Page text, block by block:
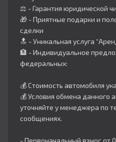
⚖️ - Гарантия юридической
🎁 - Приятные подарки и
сделки
🔝 - Уникальная услуга
🏦 - Индивидуальное
федеральных:
💰 Стоимость автомобиля
💰 Условия обмена данного
уточняйте у менеджера по
сообщениях.
- Первоначальный взнос от